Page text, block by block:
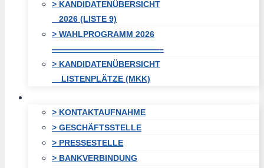
> KANDIDATENÜBERSICHT
2026 (LISTE 9)
> WAHLPROGRAMM 2026
—————————————–
> KANDIDATENÜBERSICHT
LISTENPLÄTZE (MKK)
> KONTAKTAUFNAHME
> GESCHÄFTSSTELLE
> PRESSESTELLE
> BANKVERBINDUNG